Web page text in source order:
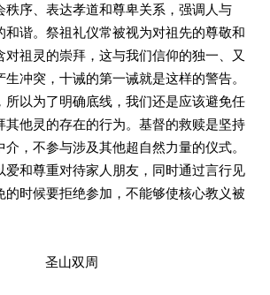
秩序、表达孝道和尊卑关系，强调人与
和谐。祭祖礼仪常被视为对祖先的尊敬和
对祖灵的崇拜，这与我们信仰的独一、又
冲突，十诫的第一诫就是这样的警告。
所以为了明确底线，我们还是应该避免任
其他灵的存在的行为。基督的救赎是坚持
，不参与涉及其他超自然力量的仪式。
爱和尊重对待家人朋友，同时通过言行见
的时候要拒绝参加，不能够使核心教义被
圣山双周